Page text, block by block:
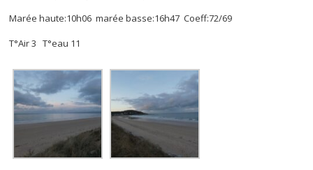
Marée haute:10h06 marée basse:16h47 Coeff:72/69
T°Air 3 T°eau 11